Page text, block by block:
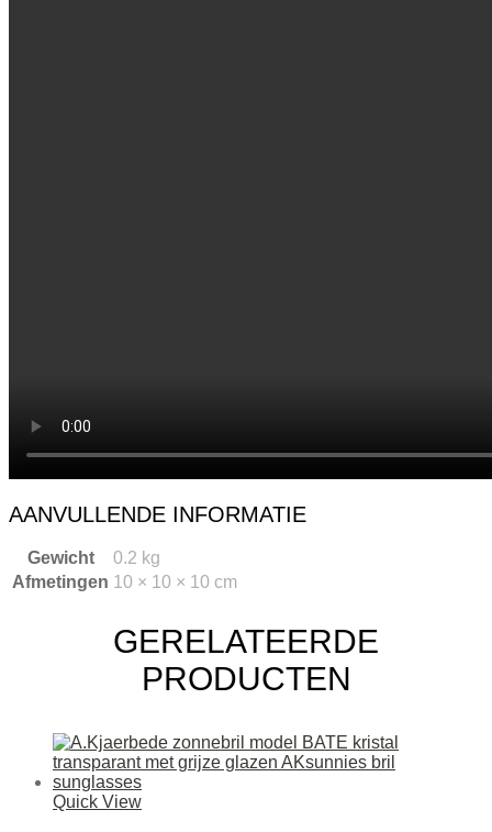
AANVULLENDE INFORMATIE
Gewicht
0.2 kg
Afmetingen 10 × 10 × 10 cm
GERELATEERDE
PRODUCTEN
Quick View